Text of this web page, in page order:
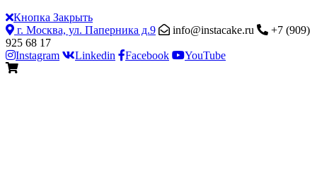
Кнопка Закрыть
г. Москва, ул. Паперника д.9
info@instacake.ru
+7 (909)
925 68 17
Instagram
Linkedin Facebook YouTube